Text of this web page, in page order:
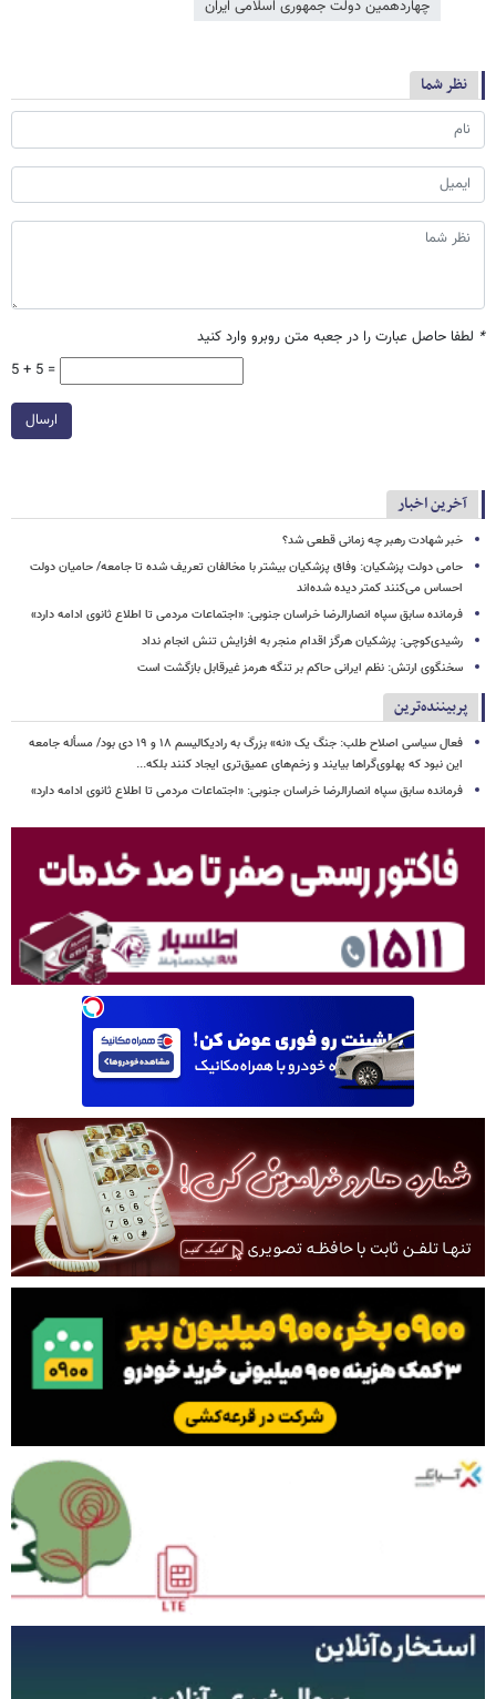
چهاردهمین دولت جمهوری اسلامی ایران
نظر شما
* لطفا حاصل عبارت را در جعبه متن روبرو وارد کنید
5 + 5 =
ارسال
آخرین اخبار
خبر شهادت رهبر چه زمانی قطعی شد؟
حامی دولت پزشکیان: وفاق پزشکیان بیشتر با مخالفان تعریف شده تا جامعه/ حامیان دولت
احساس می‌کنند کمتر دیده شده‌اند
فرمانده سابق سپاه انصارالرضا خراسان جنوبی: «اجتماعات مردمی تا اطلاع ثانوی ادامه دارد»
رشیدی‌کوچی: پزشکیان هرگز اقدام منجر به افزایش تنش انجام نداد
سخنگوی ارتش: نظم ایرانی حاکم بر تنگه هرمز غیرقابل بازگشت است
پربیننده‌ترین
فعال سیاسی اصلاح طلب: جنگ یک «نه» بزرگ به رادیکالیسم ۱۸ و ۱۹ دی بود/ مسأله جامعه
این نبود که پهلوی‌گراها بیایند و زخم‌های عمیق‌تری ایجاد کنند بلکه...
فرمانده سابق سپاه انصارالرضا خراسان جنوبی: «اجتماعات مردمی تا اطلاع ثانوی ادامه دارد»